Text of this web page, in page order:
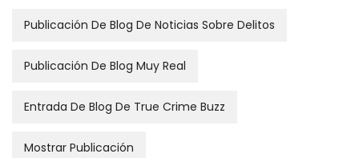
Publicación De Blog De Noticias Sobre Delitos
Publicación De Blog Muy Real
Entrada De Blog De True Crime Buzz
Mostrar Publicación